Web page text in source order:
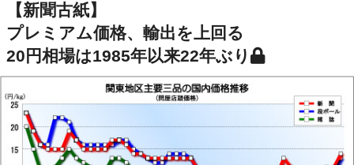
【新聞古紙】
プレミアム価格、輸出を上回る
20円相場は1985年以来22年ぶり